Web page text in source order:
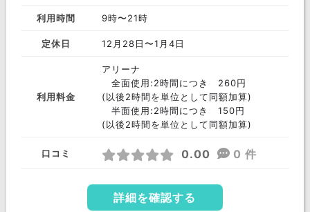
利用時間 9時〜21時
定休日 12月28日〜1月4日
利用料金
アリーナ
全面使用:2時間につき 260円
(以後2時間を単位として同額加算)
半面使用:2時間につき 150円
(以後2時間を単位として同額加算)
口コミ 0.00 0 件
詳細を確認する